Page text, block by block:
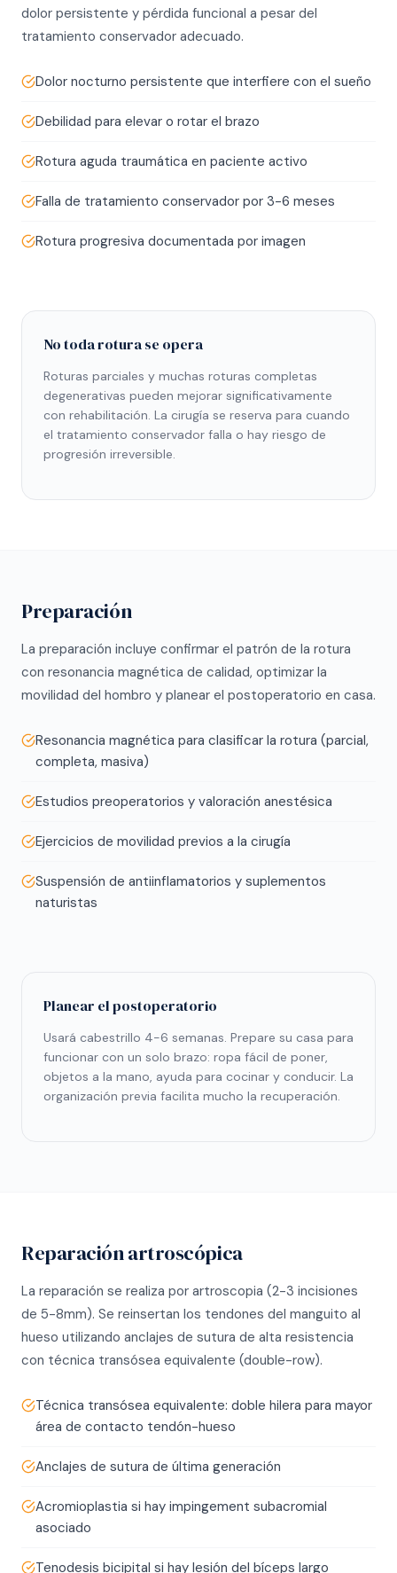
dolor persistente y pérdida funcional a pesar del
tratamiento conservador adecuado.
Dolor nocturno persistente que interfiere con el sueño
Debilidad para elevar o rotar el brazo
Rotura aguda traumática en paciente activo
Falla de tratamiento conservador por 3-6 meses
Rotura progresiva documentada por imagen
No toda rotura se opera
Roturas parciales y muchas roturas completas
degenerativas pueden mejorar significativamente
con rehabilitación. La cirugía se reserva para cuando
el tratamiento conservador falla o hay riesgo de
progresión irreversible.
Preparación
La preparación incluye confirmar el patrón de la rotura
con resonancia magnética de calidad, optimizar la
movilidad del hombro y planear el postoperatorio en casa.
Resonancia magnética para clasificar la rotura (parcial,
completa, masiva)
Estudios preoperatorios y valoración anestésica
Ejercicios de movilidad previos a la cirugía
Suspensión de antiinflamatorios y suplementos
naturistas
Planear el postoperatorio
Usará cabestrillo 4-6 semanas. Prepare su casa para
funcionar con un solo brazo: ropa fácil de poner,
objetos a la mano, ayuda para cocinar y conducir. La
organización previa facilita mucho la recuperación.
Reparación artroscópica
La reparación se realiza por artroscopia (2-3 incisiones
de 5-8mm). Se reinsertan los tendones del manguito al
hueso utilizando anclajes de sutura de alta resistencia
con técnica transósea equivalente (double-row).
Técnica transósea equivalente: doble hilera para mayor
área de contacto tendón-hueso
Anclajes de sutura de última generación
Acromioplastia si hay impingement subacromial
asociado
Tenodesis bicipital si hay lesión del bíceps largo